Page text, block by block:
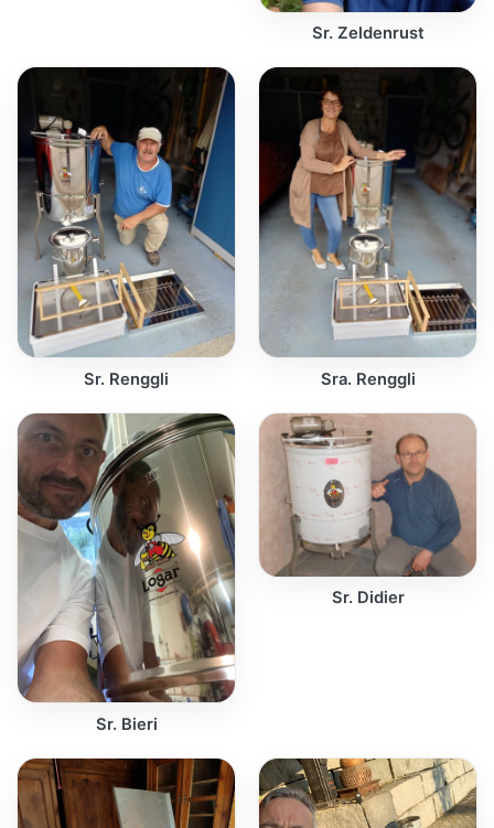
Sr. Zeldenrust
Sr. Renggli Sra. Renggli
Sr. Bieri
Sr. Didier